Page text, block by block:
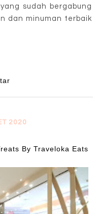
sudah bergabung
dan minuman terbaik
2020
By Traveloka Eats